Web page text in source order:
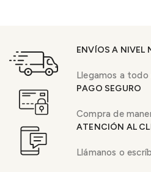
ENVÍOS A NIVEL
Llegamos a todo
PAGO SEGURO
Compra de
ATENCIÓN AL
Llámanos o